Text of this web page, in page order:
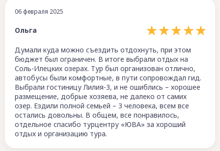
06 февраля 2025
Ольга
Думали куда можно съездить отдохнуть, при этом
бюджет был ограничен. В итоге выбрали отдых на
Соль-Илецких озерах. Тур был организован отлично,
автобусы были комфортные, в пути сопровождал гид.
Выбрали гостиницу Лилия-3, и не ошиблись – хорошее
размещение, добрые хозяева, не далеко от самих
озер. Ездили полной семьей – 3 человека, всем все
остались довольны. В общем, все понравилось,
отдельное спасибо турцентру «ЮВА» за хороший
отдых и организацию тура.